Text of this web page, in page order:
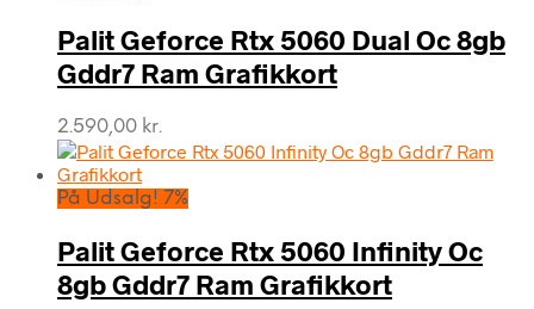
Palit Geforce Rtx 5060 Dual Oc 8gb
Gddr7 Ram Grafikkort
2.590,00 kr.
På Udsalg! 7%
Palit Geforce Rtx 5060 Infinity Oc
8gb Gddr7 Ram Grafikkort